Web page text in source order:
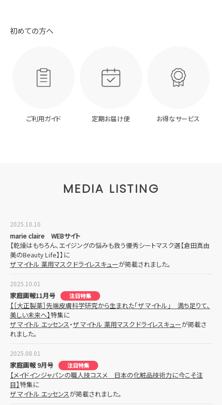
初めての方へ
ご利用ガイド 定期お届け便 お得なサービス
MEDIA LISTING
2025.10.10
marie claire WEBサイト
【乾燥はもちろん、エイジングの悩みも救う優秀シートマスク選【倉田真由
美のBeauty Life】】に
ザ マイトル 薬用マスク ドライレスキューが掲載されました。
2025.10.01
家庭画報11月号 注目特集
【［大正製薬］先端皮膚科学研究から生まれた「ザ マイトル」 満ち足りて、
美しい未来へ】特集に
ザ マイトル エッセンス ・ザ マイトル 薬用マスク ドライレスキューが掲載さ
れました。
2025.08.01
家庭画報 9月号 注目特集
【メイドインジャパンの職人技コスメ 日本の化粧品技術力に今こそ注
目】特集に
ザ マイトル エッセンスが掲載されました。